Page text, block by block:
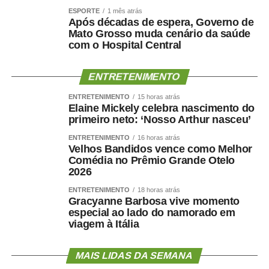
A relação entre músculo e cérebro é complexa, mas
alguns mecanismos ajudam a explicá-la.
reduzir o gasto energético, aumentar o sedentarismo e
como hipertensão, diabetes, apneia do sono e colesterol
elevado afetam os vasos sanguíneos que irrigam tanto o
coração quanto o cérebro.
Por isso, preservar músculo é muito mais do que uma
questão estética. É uma estratégia de proteção
metabólica, cardiovascular, funcional e possivelmente
Como enfrentar
cientificamente esse problema
ESPORTE 1 mês atrás
Após décadas de espera, Governo de
Mato Grosso muda cenário da saúde
com o Hospital Central
ENTRETENIMENTO
ENTRETENIMENTO 15 horas atrás
Elaine Mickely celebra nascimento do
primeiro neto: ‘Nosso Arthur nasceu’
ENTRETENIMENTO 16 horas atrás
Velhos Bandidos vence como Melhor
Comédia no Prêmio Grande Otelo
2026
ENTRETENIMENTO 18 horas atrás
Gracyanne Barbosa vive momento
especial ao lado do namorado em
viagem à Itália
MAIS LIDAS DA SEMANA